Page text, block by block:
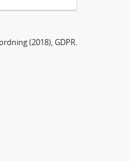
(2018), GDPR.